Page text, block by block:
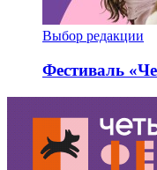
Выбор редакции
Фестиваль